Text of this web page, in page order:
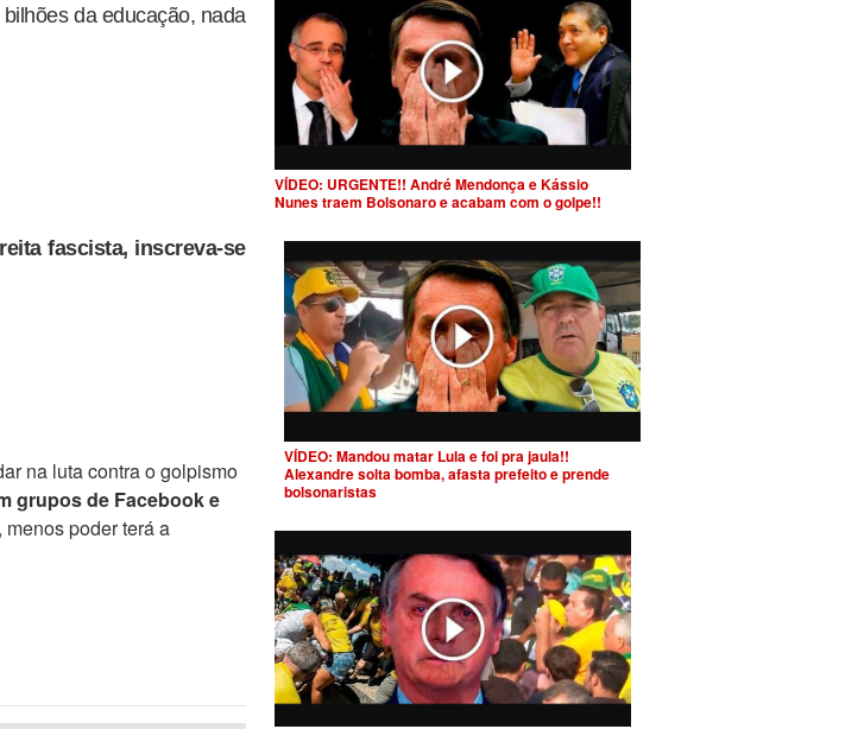
da educação, nada
fascista, inscreva-se
na luta contra o golpismo
grupos de Facebook e
poder terá a
VÍDEO: URGENTE!! André Mendonça e Kássio
Nunes traem Bolsonaro e acabam com o golpe!!
VÍDEO: Mandou matar Lula e foi pra jaula!!
Alexandre solta bomba, afasta prefeito e prende
bolsonaristas